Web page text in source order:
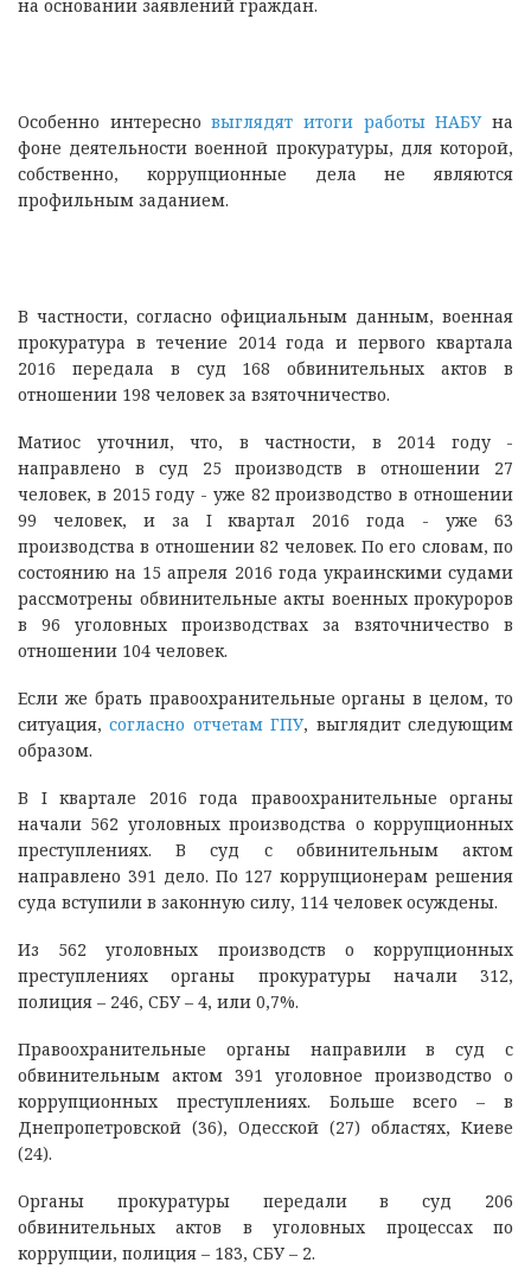
на основании заявлений граждан.
Особенно интересновыглядят итоги работы НАБУна
фоне деятельности военной прокуратуры, для которой,
собственно, коррупционные дела не являются
профильным заданием.
В частности, согласно официальным данным, военная
прокуратура в течение 2014 года и первого квартала
2016 передала в суд 168 обвинительных актов в
отношении 198 человек за взяточничество.
Матиос уточнил, что, в частности, в 2014 году -
направлено в суд 25 производств в отношении 27
человек, в 2015 году - уже 82 производство в отношении
99 человек, и за I квартал 2016 года - уже 63
производства в отношении 82 человек. По его словам, по
состоянию на 15 апреля 2016 года украинскими судами
рассмотрены обвинительные акты военных прокуроров
в 96 уголовных производствах за взяточничество в
отношении 104 человек.
Если же брать правоохранительные органы в целом, то
ситуация,согласно отчетам ГПУ, выглядит следующим
образом.
В I квартале 2016 года правоохранительные органы
начали 562 уголовных производства о коррупционных
преступлениях. В суд с обвинительным актом
направлено 391 дело. По 127 коррупционерам решения
суда вступили в законную силу, 114 человек осуждены.
Из 562 уголовных производств о коррупционных
преступлениях органы прокуратуры начали 312,
полиция – 246, СБУ – 4, или 0,7%.
Правоохранительные органы направили в суд с
обвинительным актом 391 уголовное производство о
коррупционных преступлениях. Больше всего – в
Днепропетровской (36), Одесской (27) областях, Киеве
(24).
Органы прокуратуры передали в суд 206
обвинительных актов в уголовных процессах по
коррупции, полиция – 183, СБУ – 2.